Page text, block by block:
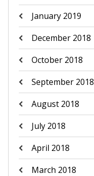
January 2019
December 2018
October 2018
September 2018
August 2018
July 2018
April 2018
March 2018